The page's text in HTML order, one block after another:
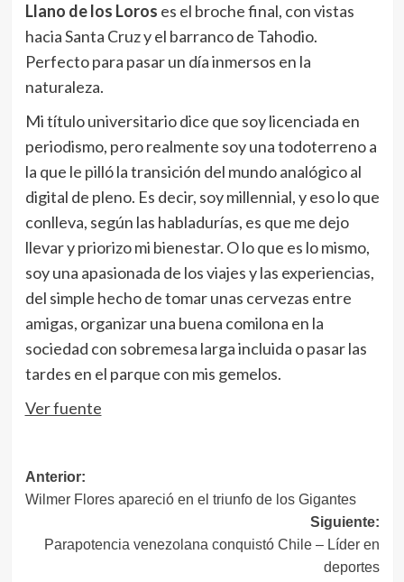
Llano de los Loros es el broche final, con vistas
hacia Santa Cruz y el barranco de Tahodio.
Perfecto para pasar un día inmersos en la
naturaleza.
Mi título universitario dice que soy licenciada en
periodismo, pero realmente soy una todoterreno a
la que le pilló la transición del mundo analógico al
digital de pleno. Es decir, soy millennial, y eso lo que
conlleva, según las habladurías, es que me dejo
llevar y priorizo mi bienestar. O lo que es lo mismo,
soy una apasionada de los viajes y las experiencias,
del simple hecho de tomar unas cervezas entre
amigas, organizar una buena comilona en la
sociedad con sobremesa larga incluida o pasar las
tardes en el parque con mis gemelos.
Ver fuente
Navegación
de
entradas
Anterior:
Wilmer Flores apareció en el triunfo de los Gigantes
Siguiente:
Parapotencia venezolana conquistó Chile – Líder en
deportes